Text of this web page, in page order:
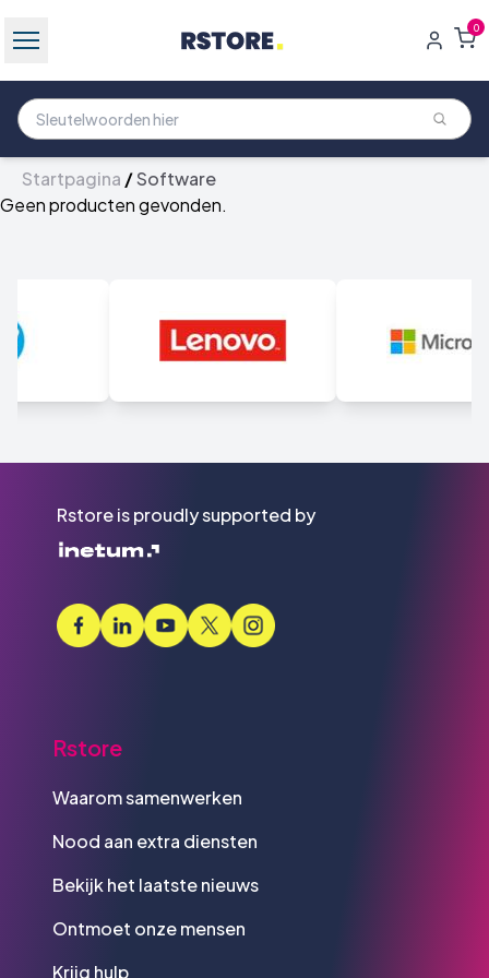
0
Startpagina /Software
Geen producten gevonden.
Rstore is proudly supported by
Rstore
Waarom samenwerken
Nood aan extra diensten
Bekijk het laatste nieuws
Ontmoet onze mensen
Krijg hulp